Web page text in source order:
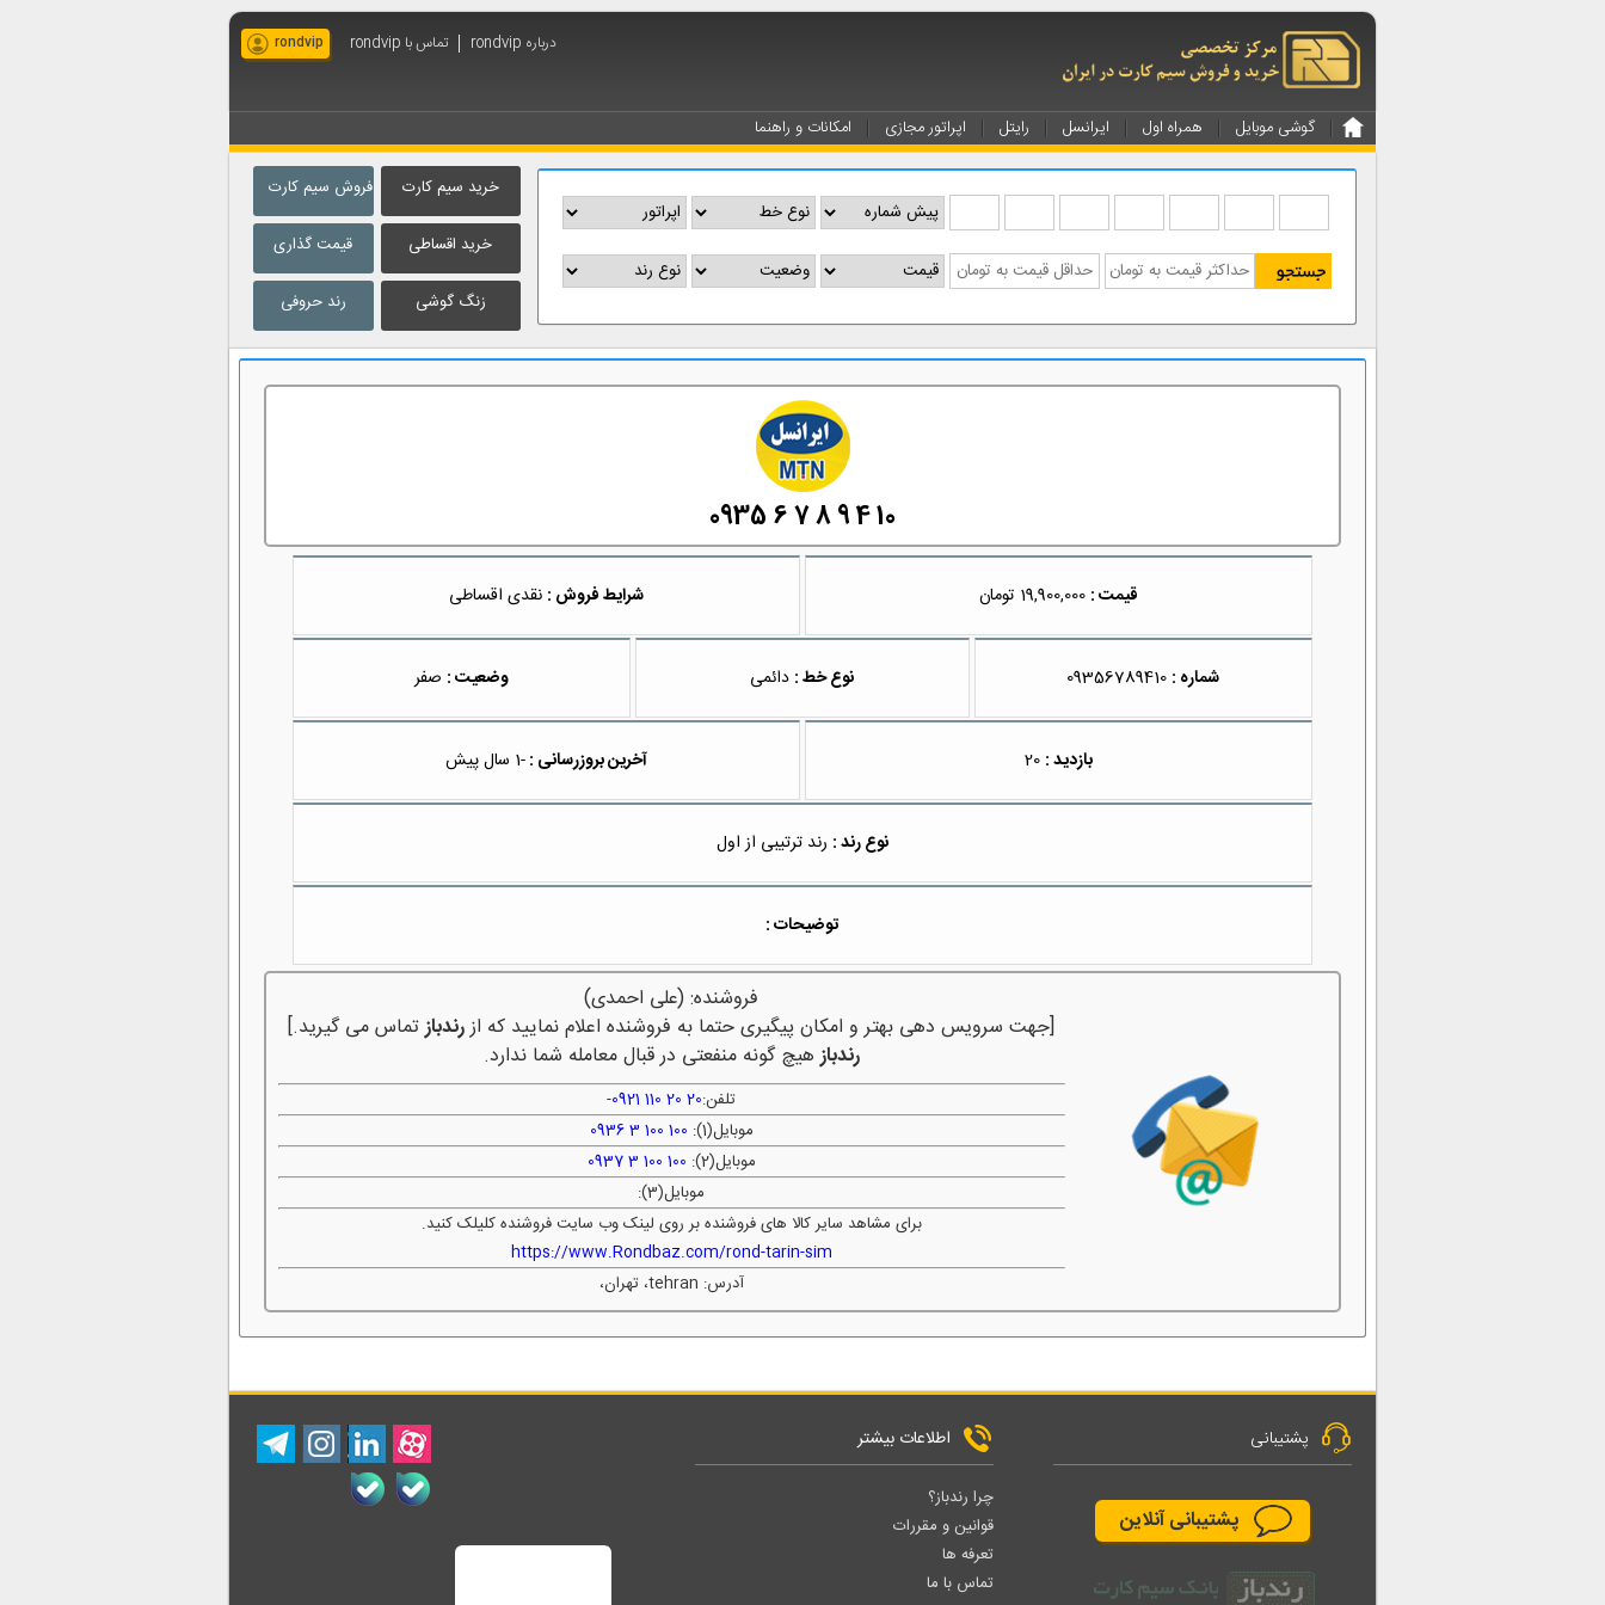
rondvip درباره rondvip تماس با rondvip
گوشی موبایل همراه اول ایرانسل رایتل اپراتور مجازی امکانات و راهنما
فروش سیم کارت
قیمت گذاری
رند حروفی
خرید سیم کارت
خرید اقساطی
زنگ گوشی
0935 6 7 8 9 4 10
قیمت : تومان شرایط فروش : نقدی اقساطی
شماره : 09356789410 نوع خط : دائمی وضعیت : صفر
بازدید : آخرین بروزرسانی :-1 سال پیش
نوع رند : رند ترتیبی از اول
توضیحات :
فروشنده: (علی احمدی)
[جهت سرویس دهی بهتر و امکان پیگیری حتما به فروشنده اعلام نمایید که ازرندبازتماس می گیرید.]
رندبازهیچ گونه منفعتی در قبال معامله شما ندارد.
تلفن:20 20 110 0921
-
موبایل(1):
100 100 3 0936
موبایل(2):
100 100 3 0937
موبایل(3):
برای مشاهد سایر کالا های فروشنده بر روی لینک وب سایت فروشنده کلیلک کنید.
https://www.Rondbaz.com/rond-tarin-sim
آدرس: tehran، تهران،
پشتیبانی
پشتیبانی آنلاین
اطلاعات بیشتر
چرا رندباز؟
قوانین و مقررات
تعرفه ها
تماس با ما